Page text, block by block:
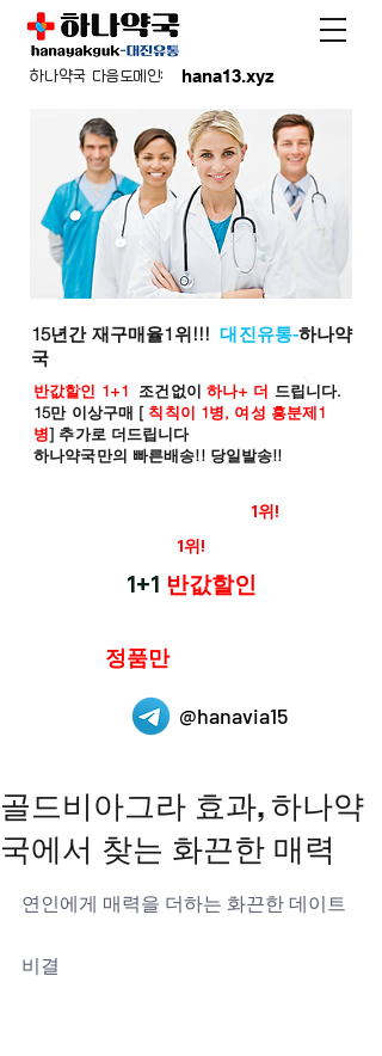
hana13.xyz
하나약국 다음도메인:
15년간 재구매율1위!!!대진유통-하나약
국
반값할인 1+1 조건없이 하나+ 더 드립니다.
15만 이상구매 [ 칙칙이 1병, 여성 흥분제1
병] 추가로 더드립니다
하나약국만의 빠른배송!! 당일발송!!
1위!
1위!
1+1 반값할인
정품만
@hanavia15
골드비아그라 효과, 하나약
국에서 찾는 화끈한 매력
연인에게 매력을 더하는 화끈한 데이트
비결